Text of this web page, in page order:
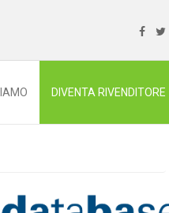
DIVENTA RIVENDITORE